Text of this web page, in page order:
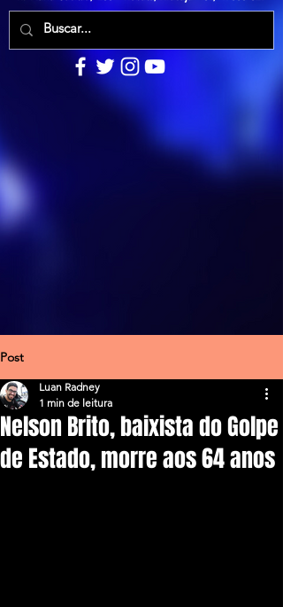
Post
Nelson Brito, baixista do Golpe
de Estado, morre aos 64 anos
Luan Radney
1 min de leitura